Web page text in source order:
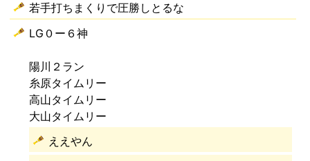
若手打ちまくりで圧勝しとるな
LG０ー６神
陽川２ラン
糸原タイムリー
高山タイムリー
大山タイムリー
ええやん